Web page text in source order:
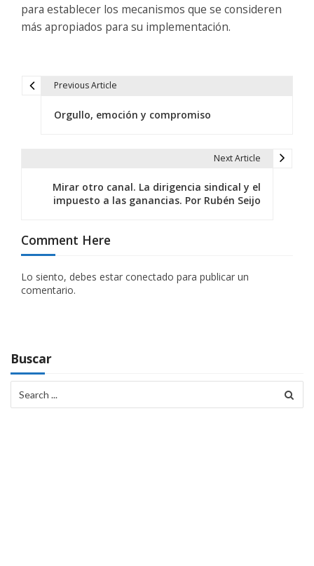
para establecer los mecanismos que se consideren
más apropiados para su implementación.
c
i
ó
d
e
e
Previous Article
Orgullo, emoción y compromiso
Next Article
Mirar otro canal. La dirigencia sindical y el
impuesto a las ganancias. Por Rubén Seijo
Comment Here
Lo siento, debes estar conectado para publicar un
comentario.
Buscar
for: